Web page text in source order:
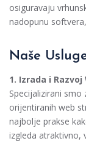
osiguravaju
nadopunu
Naše
1. Izrada i
Specijalizirani smo
orijentiranih web
najbolje prakse
izgleda atraktivno,